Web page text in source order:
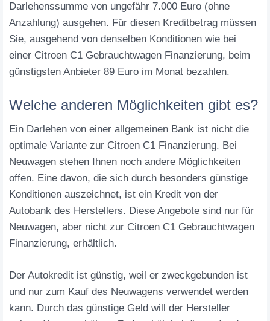
Darlehenssumme von ungefähr 7.000 Euro (ohne
Anzahlung) ausgehen. Für diesen Kreditbetrag müssen
Sie, ausgehend von denselben Konditionen wie bei
einer Citroen C1 Gebrauchtwagen Finanzierung, beim
günstigsten Anbieter 89 Euro im Monat bezahlen.
Welche anderen Möglichkeiten gibt es?
Ein Darlehen von einer allgemeinen Bank ist nicht die
optimale Variante zur Citroen C1 Finanzierung. Bei
Neuwagen stehen Ihnen noch andere Möglichkeiten
offen. Eine davon, die sich durch besonders günstige
Konditionen auszeichnet, ist ein Kredit von der
Autobank des Herstellers. Diese Angebote sind nur für
Neuwagen, aber nicht zur Citroen C1 Gebrauchtwagen
Finanzierung, erhältlich.
Der Autokredit ist günstig, weil er zweckgebunden ist
und nur zum Kauf des Neuwagens verwendet werden
kann. Durch das günstige Geld will der Hersteller